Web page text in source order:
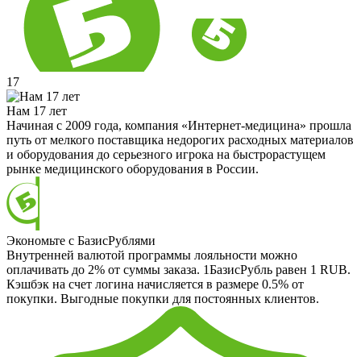
17
Нам 17 лет
Начиная с 2009 года, компания «Интернет-медицина» прошла
путь от мелкого поставщика недорогих расходных материалов
и оборудования до серьезного игрока на быстрорастущем
рынке медицинского оборудования в России.
Экономьте с БазисРублями
Внутренней валютой программы лояльности можно
оплачивать до 2% от суммы заказа. 1БазисРубль равен 1 RUB.
Кэшбэк на счет логина начисляется в размере 0.5% от
покупки. Выгодные покупки для постоянных клиентов.